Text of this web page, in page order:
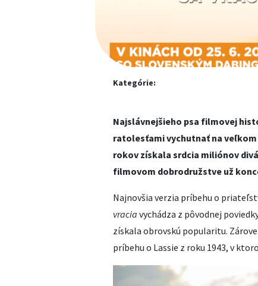
Kategórie:
Najslávnejšieho psa filmovej
ratolesťami vychutnať na
rokov získala srdcia miliónov
filmovom dobrodružstve už
Najnovšia verzia príbehu o
vracia vychádza z pôvodnej
získala obrovskú popularitu.
príbehu o Lassie z roku 1943, v